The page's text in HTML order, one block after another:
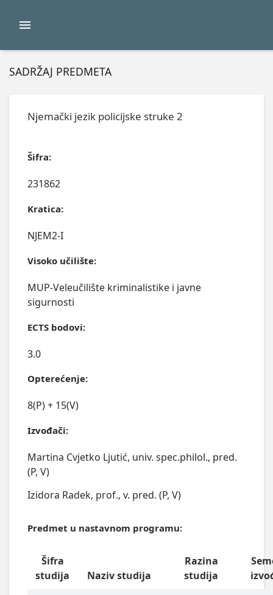
SADRŽAJ PREDMETA
Njemački jezik policijske struke 2
Šifra:
231862
Kratica:
NJEM2-I
Visoko učilište:
MUP-Veleučilište kriminalistike i javne
sigurnosti
ECTS bodovi:
3.0
Opterećenje:
8(P) + 15(V)
Izvođači:
Martina Cvjetko Ljutić, univ. spec.philol., pred.
(P, V)
Izidora Radek, prof., v. pred. (P, V)
Predmet u nastavnom programu:
Šifra
studija
Naziv studija
Razina
studija